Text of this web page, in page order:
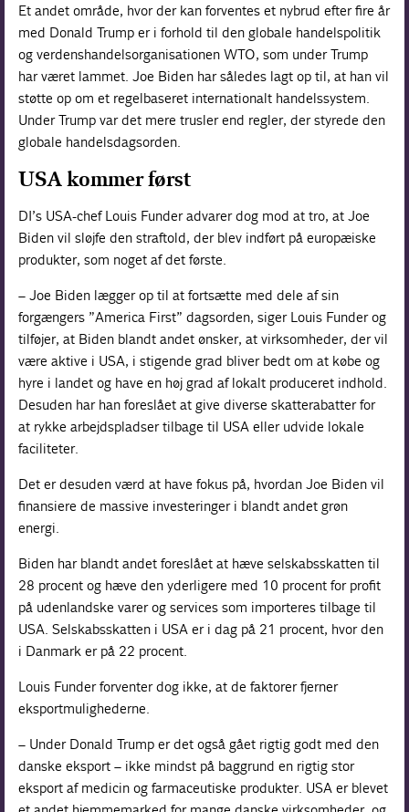
Et andet område, hvor der kan forventes et nybrud efter fire år
med Donald Trump er i forhold til den globale handelspolitik
og verdenshandelsorganisationen WTO, som under Trump
har været lammet. Joe Biden har således lagt op til, at han vil
støtte op om et regelbaseret internationalt handelssystem.
Under Trump var det mere trusler end regler, der styrede den
globale handelsdagsorden.
USA kommer først
DI’s USA-chef Louis Funder advarer dog mod at tro, at Joe
Biden vil sløjfe den straftold, der blev indført på europæiske
produkter, som noget af det første.
– Joe Biden lægger op til at fortsætte med dele af sin
forgængers ”America First” dagsorden, siger Louis Funder og
tilføjer, at Biden blandt andet ønsker, at virksomheder, der vil
være aktive i USA, i stigende grad bliver bedt om at købe og
hyre i landet og have en høj grad af lokalt produceret indhold.
Desuden har han foreslået at give diverse skatterabatter for
at rykke arbejdspladser tilbage til USA eller udvide lokale
faciliteter.
Det er desuden værd at have fokus på, hvordan Joe Biden vil
finansiere de massive investeringer i blandt andet grøn
energi.
Biden har blandt andet foreslået at hæve selskabsskatten til
28 procent og hæve den yderligere med 10 procent for profit
på udenlandske varer og services som importeres tilbage til
USA. Selskabsskatten i USA er i dag på 21 procent, hvor den
i Danmark er på 22 procent.
Louis Funder forventer dog ikke, at de faktorer fjerner
eksportmulighederne.
– Under Donald Trump er det også gået rigtig godt med den
danske eksport – ikke mindst på baggrund en rigtig stor
eksport af medicin og farmaceutiske produkter. USA er blevet